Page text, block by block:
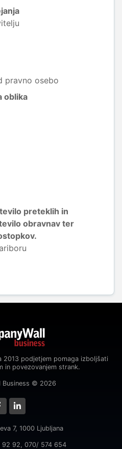
pravno osebo
oblika
preteklih in
obravnav ter
2013 podjetjem pomaga izboljšati
in povezovanjem strank.
Business © 2026
7, 1000 Ljubljana
92 92, 070/ 574 654